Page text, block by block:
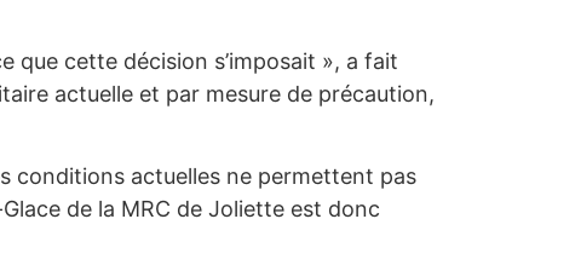
que cette décision s’imposait », a fait
actuelle et par mesure de précaution,
conditions actuelles ne permettent pas
de la MRC de Joliette est donc